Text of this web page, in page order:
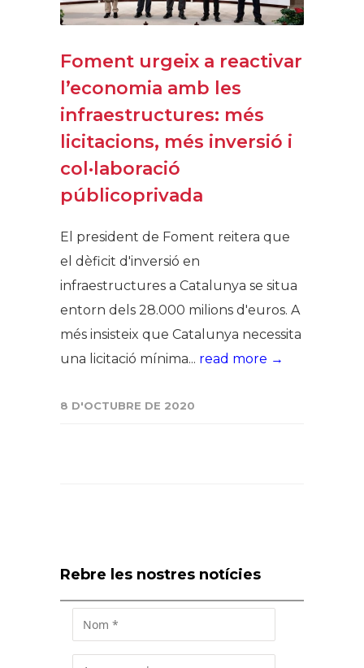
Foment urgeix a reactivar
l’economia amb les
infraestructures: més
licitacions, més inversió i
col·laboració
públicoprivada
El president de Foment reitera que
el dèficit d'inversió en
infraestructures a Catalunya se situa
entorn dels 28.000 milions d'euros. A
més insisteix que Catalunya necessita
una licitació mínima... read more →
8 D'OCTUBRE DE 2020
Rebre les nostres notícies